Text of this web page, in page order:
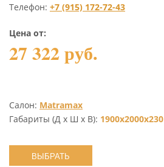
Телефон: +7 (915) 172-72-43
Цена от:
27 322 руб.
Салон: Matramax
Габариты (Д х Ш х В): 1900x2000x230
ВЫБРАТЬ